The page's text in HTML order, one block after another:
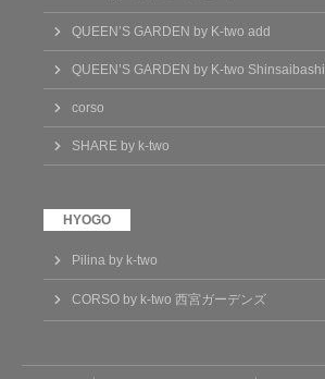
QUEEN’S GARDEN by K-two add
QUEEN’S GARDEN by K-two Shinsaibashi
corso
SHARE by k-two
Pilina by k-two
CORSO by k-two 西宮ガーデンズ